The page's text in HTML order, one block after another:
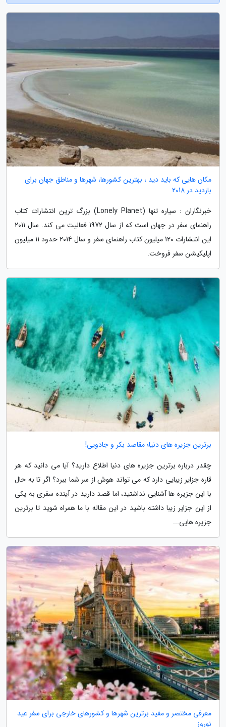
مکان هایی که باید دید ، بهترین کشورها، شهرها و مناطق جهان برای
بازدید در 2018
خبرنگاران : سیاره تنها (Lonely Planet) بزرگ ترین انتشارات کتاب
راهنمای سفر در جهان است که از سال 1972 فعالیت می کند. سال 2011
این انتشارات 120 میلیون کتاب راهنمای سفر و سال 2014 حدود 11 میلیون
اپلیکیشن سفر فروخت.
برترین جزیره های دنیا؛ مقاصد بکر و جادویی!
چقدر درباره برترین جزیره های دنیا اطلاع دارید؟ آیا می دانید که هر
قاره جزایر زیبایی دارد که می تواند هوش از سر شما ببرد؟ اگر تا به حال
با این جزیره ها آشنایی نداشتید، اما قصد دارید در آینده سفری به یکی
از این جزایر زیبا داشته باشید در این مقاله با ما همراه شوید تا برترین
جزیره هایی...
معرفی مختصر و مفید برترین شهرها و کشورهای خارجی برای سفر عید
نوروز